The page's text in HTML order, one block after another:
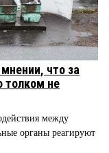
что за
толком не
между
органы реагируют